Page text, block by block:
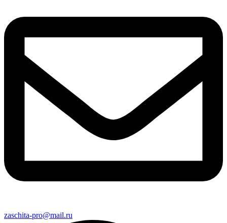
zaschita-pro@mail.ru